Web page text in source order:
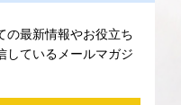
の最新情報やお役立ち
しているメールマガジ